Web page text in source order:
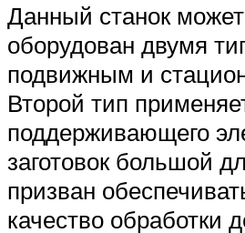
Данный станок
оборудован двумя
подвижным и
Второй тип
поддерживающего
заготовок большой
призван
качество обработки